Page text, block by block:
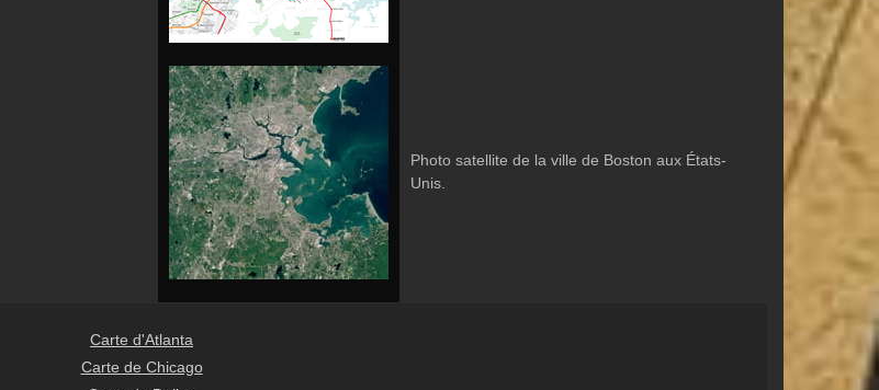
Photo satellite de la ville de Boston aux États-
Unis.
Carte d'Atlanta
Carte de Chicago